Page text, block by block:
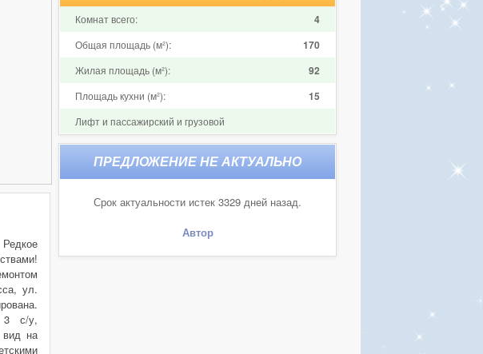
ул.
3 с/у,
вид на
Комнат всего: 4
Общая площадь (м²): 170
Жилая площадь (м²): 92
Площадь кухни (м²): 15
Лифт и пассажирский и грузовой
Срок актуальности истек 3329 дней назад.
Автор